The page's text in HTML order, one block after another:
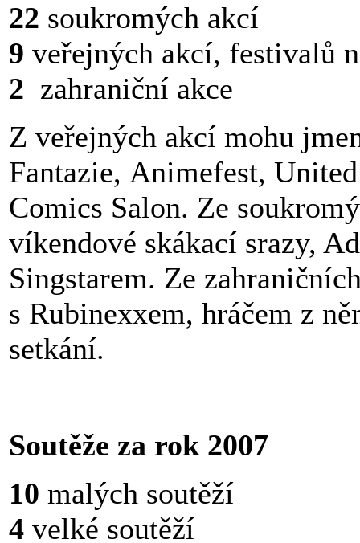
22 soukromých akcí
9 veřejných akcí, festivalů
2 zahraniční akce
Z veřejných akcí mohu
Fantazie, Animefest,
Comics Salon. Ze
víkendové skákací srazy,
Singstarem. Ze
s Rubinexxem, hráčem z
setkání.
Soutěže za rok 2007
10 malých soutěží
4 velké soutěží